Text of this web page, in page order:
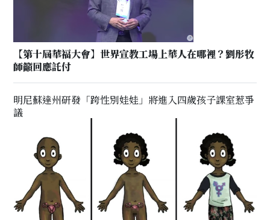
【第十屆華福大會】世界宣教工場上華人在哪裡？劉彤牧
師籲回應託付
明尼蘇達州研發「跨性別娃娃」將進入四歲孩子課室惹爭
議